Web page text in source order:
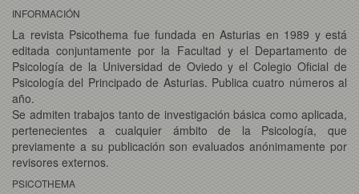
INFORMACIÓN
La revista Psicothema fue fundada en Asturias en 1989 y está
editada conjuntamente por la Facultad y el Departamento de
Psicología de la Universidad de Oviedo y el Colegio Oficial de
Psicología del Principado de Asturias. Publica cuatro números al
año.
Se admiten trabajos tanto de investigación básica como aplicada,
pertenecientes a cualquier ámbito de la Psicología, que
previamente a su publicación son evaluados anónimamente por
revisores externos.
PSICOTHEMA